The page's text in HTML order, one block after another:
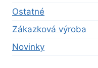
Ostatné
Zákazková výroba
Novinky